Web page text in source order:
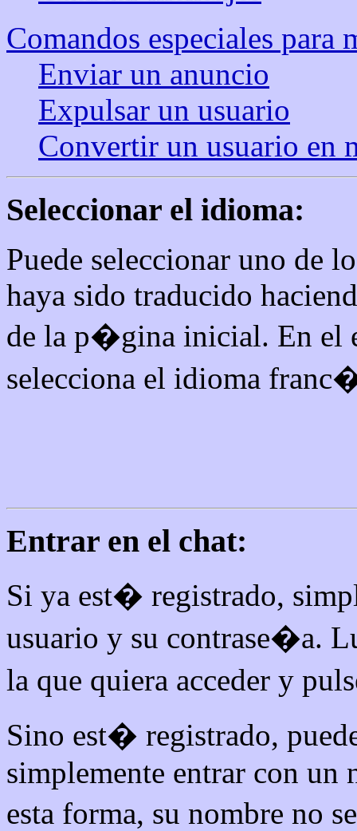
Comandos especiales
Enviar un anuncio
Expulsar un usuario
Convertir un usuario en
Seleccionar el idioma:
Puede seleccionar uno de
haya sido traducido
de la p�gina inicial. En el
selecciona el idioma
Entrar en el chat:
Si ya est� registrado,
usuario y su contrase�a.
la que quiera acceder y
Sino est� registrado,
simplemente entrar con un
esta forma, su nombre no